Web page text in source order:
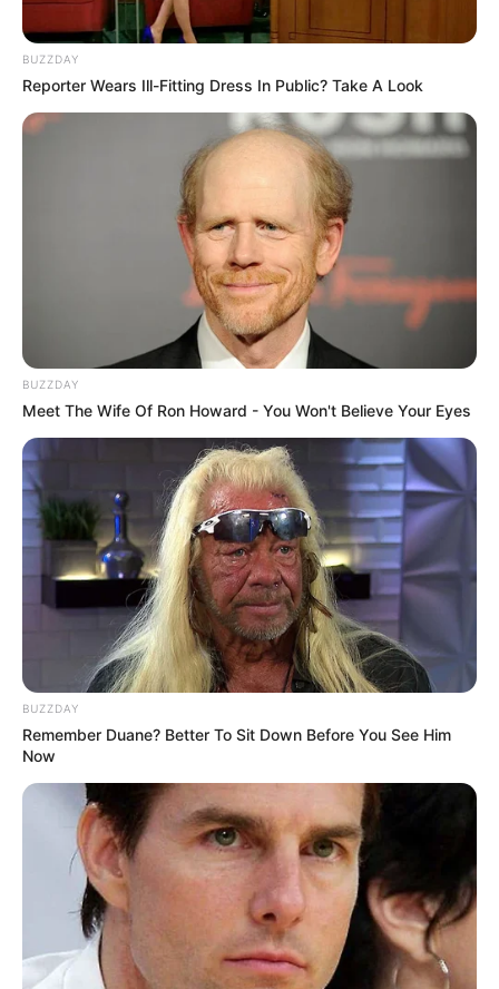
BUZZDAY
Reporter Wears Ill-Fitting Dress In Public? Take A Look
BUZZDAY
Meet The Wife Of Ron Howard - You Won't Believe Your Eyes
BUZZDAY
Remember Duane? Better To Sit Down Before You See Him
Now